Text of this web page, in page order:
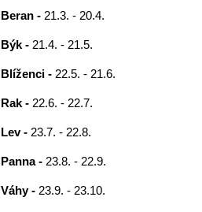
Beran - 21.3. - 20.4.
Býk - 21.4. - 21.5.
Blíženci - 22.5. - 21.6.
Rak - 22.6. - 22.7.
Lev - 23.7. - 22.8.
Panna - 23.8. - 22.9.
Váhy - 23.9. - 23.10.